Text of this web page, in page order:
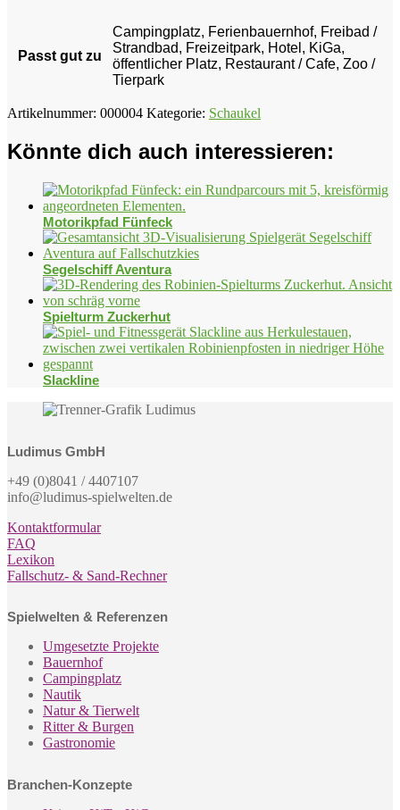
Passt gut zu
Campingplatz, Ferienbauernhof, Freibad /
Strandbad, Freizeitpark, Hotel, KiGa,
öffentlicher Platz, Restaurant / Cafe, Zoo /
Tierpark
Artikelnummer: 000004 Kategorie: Schaukel
Könnte dich auch interessieren:
Motorikpfad Fünfeck
Segelschiff Aventura
Spielturm Zuckerhut
Slackline
Ludimus GmbH
+49 (0)8041 / 4407107
info@ludimus-spielwelten.de
Kontaktformular
FAQ
Lexikon
Fallschutz- & Sand-Rechner
Spielwelten & Referenzen
Umgesetzte Projekte
Bauernhof
Campingplatz
Nautik
Natur & Tierwelt
Ritter & Burgen
Gastronomie
Branchen-Konzepte